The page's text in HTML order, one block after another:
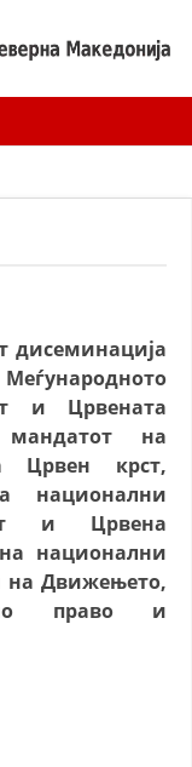
ТЕЛА
дисеминација
и Црвената
на
Црвен крст,
национални
и Црвена
национални
на Движењето,
право и